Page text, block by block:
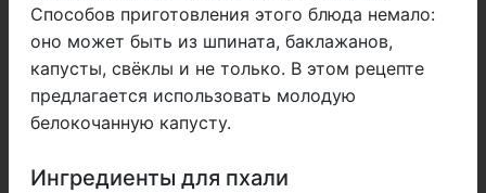
Способов приготовления этого блюда немало:
оно может быть из шпината, баклажанов,
капусты, свёклы и не только. В этом рецепте
предлагается использовать молодую
белокочанную капусту.
Ингредиенты для пхали